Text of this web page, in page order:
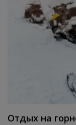
Отдых на